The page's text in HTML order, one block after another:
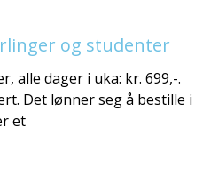
og studenter
alle dager i uka: kr. 699,-.
Det lønner seg å bestille i
et